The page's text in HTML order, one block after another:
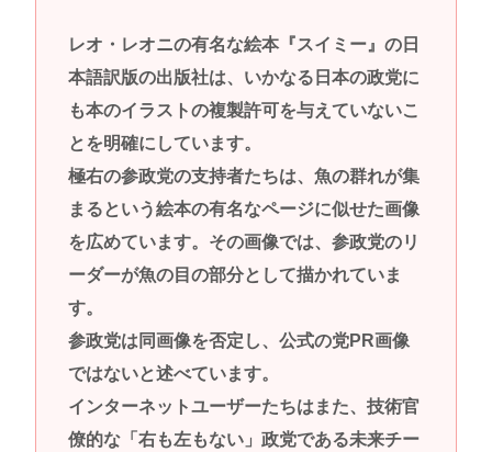
レオ・レオニの有名な絵本『スイミー』の日
本語訳版の出版社は、いかなる日本の政党に
も本のイラストの複製許可を与えていないこ
とを明確にしています。
極右の参政党の支持者たちは、魚の群れが集
まるという絵本の有名なページに似せた画像
を広めています。その画像では、参政党のリ
ーダーが魚の目の部分として描かれていま
す。
参政党は同画像を否定し、公式の党PR画像
ではないと述べています。
インターネットユーザーたちはまた、技術官
僚的な「右も左もない」政党である未来チー